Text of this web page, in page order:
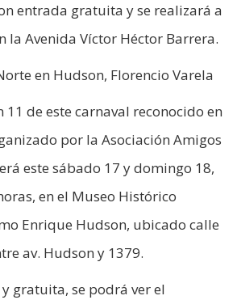
entrada gratuita y se realizará a
la Avenida Víctor Héctor Barrera.
en Hudson, Florencio Varela
11 de este carnaval reconocido en
por la Asociación Amigos
este sábado 17 y domingo 18,
en el Museo Histórico
Enrique Hudson, ubicado calle
av. Hudson y 1379.
gratuita, se podrá ver el